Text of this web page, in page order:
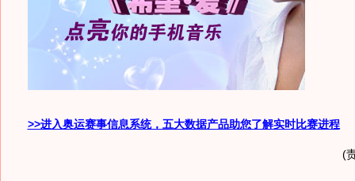
>>进入奥运赛事信息系统，五大数据产品助您了解实时比赛进程
(